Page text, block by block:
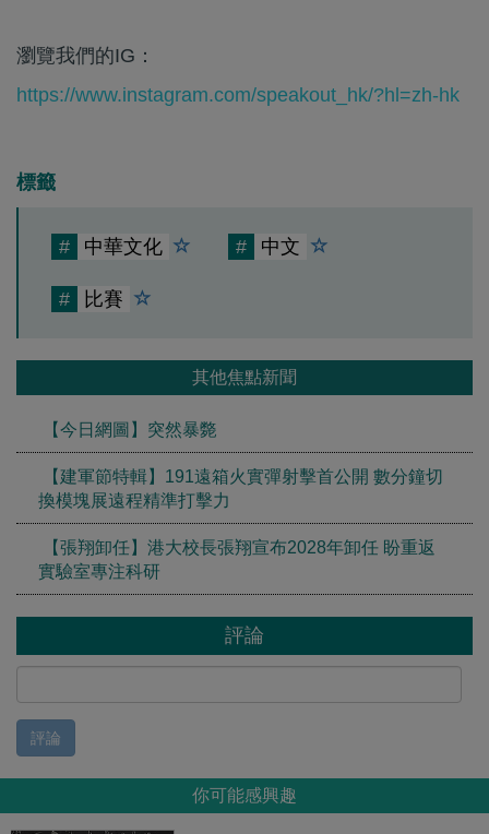
瀏覽我們的IG：
https://www.instagram.com/speakout_hk/?hl=zh-hk
標籤
# 中華文化 # 中文
# 比賽
其他焦點新聞
【今日網圖】突然暴斃
【建軍節特輯】191遠箱火實彈射擊首公開 數分鐘切
換模塊展遠程精準打擊力
【張翔卸任】港大校長張翔宣布2028年卸任 盼重返
實驗室專注科研
評論
評論
你可能感興趣